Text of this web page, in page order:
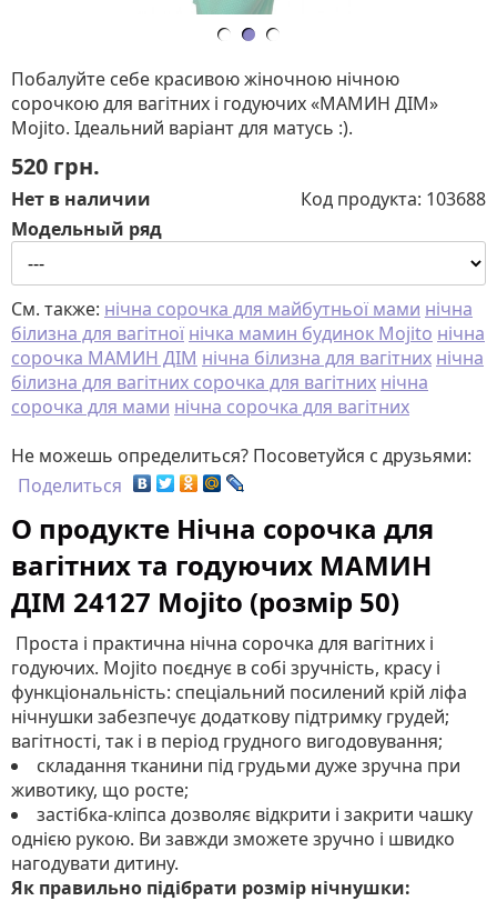
Побалуйте себе красивою жіночною нічною
сорочкою для вагітних і годуючих «МАМИН ДІМ»
Mojito. Ідеальний варіант для матусь :).
520 грн.
Нет в наличии Код продукта: 103688
Модельный ряд
См. также: нічна сорочка для майбутньої мами нічна
білизна для вагітної нічка мамин будинок Mojito нічна
сорочка МАМИН ДІМ нічна білизна для вагітних нічна
білизна для вагітних сорочка для вагітних нічна
сорочка для мами нічна сорочка для вагітних
Не можешь определиться? Посоветуйся с друзьями:
Поделиться
О продукте Нічна сорочка для
вагітних та годуючих МАМИН
ДІМ 24127 Mojito (розмір 50)
Проста і практична нічна сорочка для вагітних і
годуючих. Mojito поєднує в собі зручність, красу і
функціональність: спеціальний посилений крій ліфа
нічнушки забезпечує додаткову підтримку грудей;
вагітності, так і в період грудного вигодовування;
складання тканини під грудьми дуже зручна при
животику, що росте;
застібка-кліпса дозволяє відкрити і закрити чашку
однією рукою. Ви завжди зможете зручно і швидко
нагодувати дитину.
Як правильно підібрати розмір нічнушки: